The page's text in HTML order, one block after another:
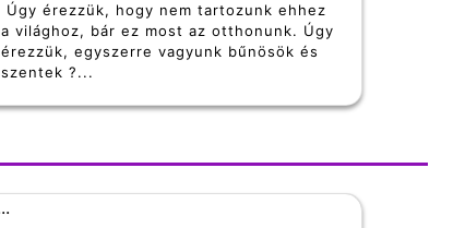
Úgy érezzük, hogy nem tartozunk ehhez
a világhoz, bár ez most az otthonunk. Úgy
érezzük, egyszerre vagyunk bűnösök és
szentek ?...